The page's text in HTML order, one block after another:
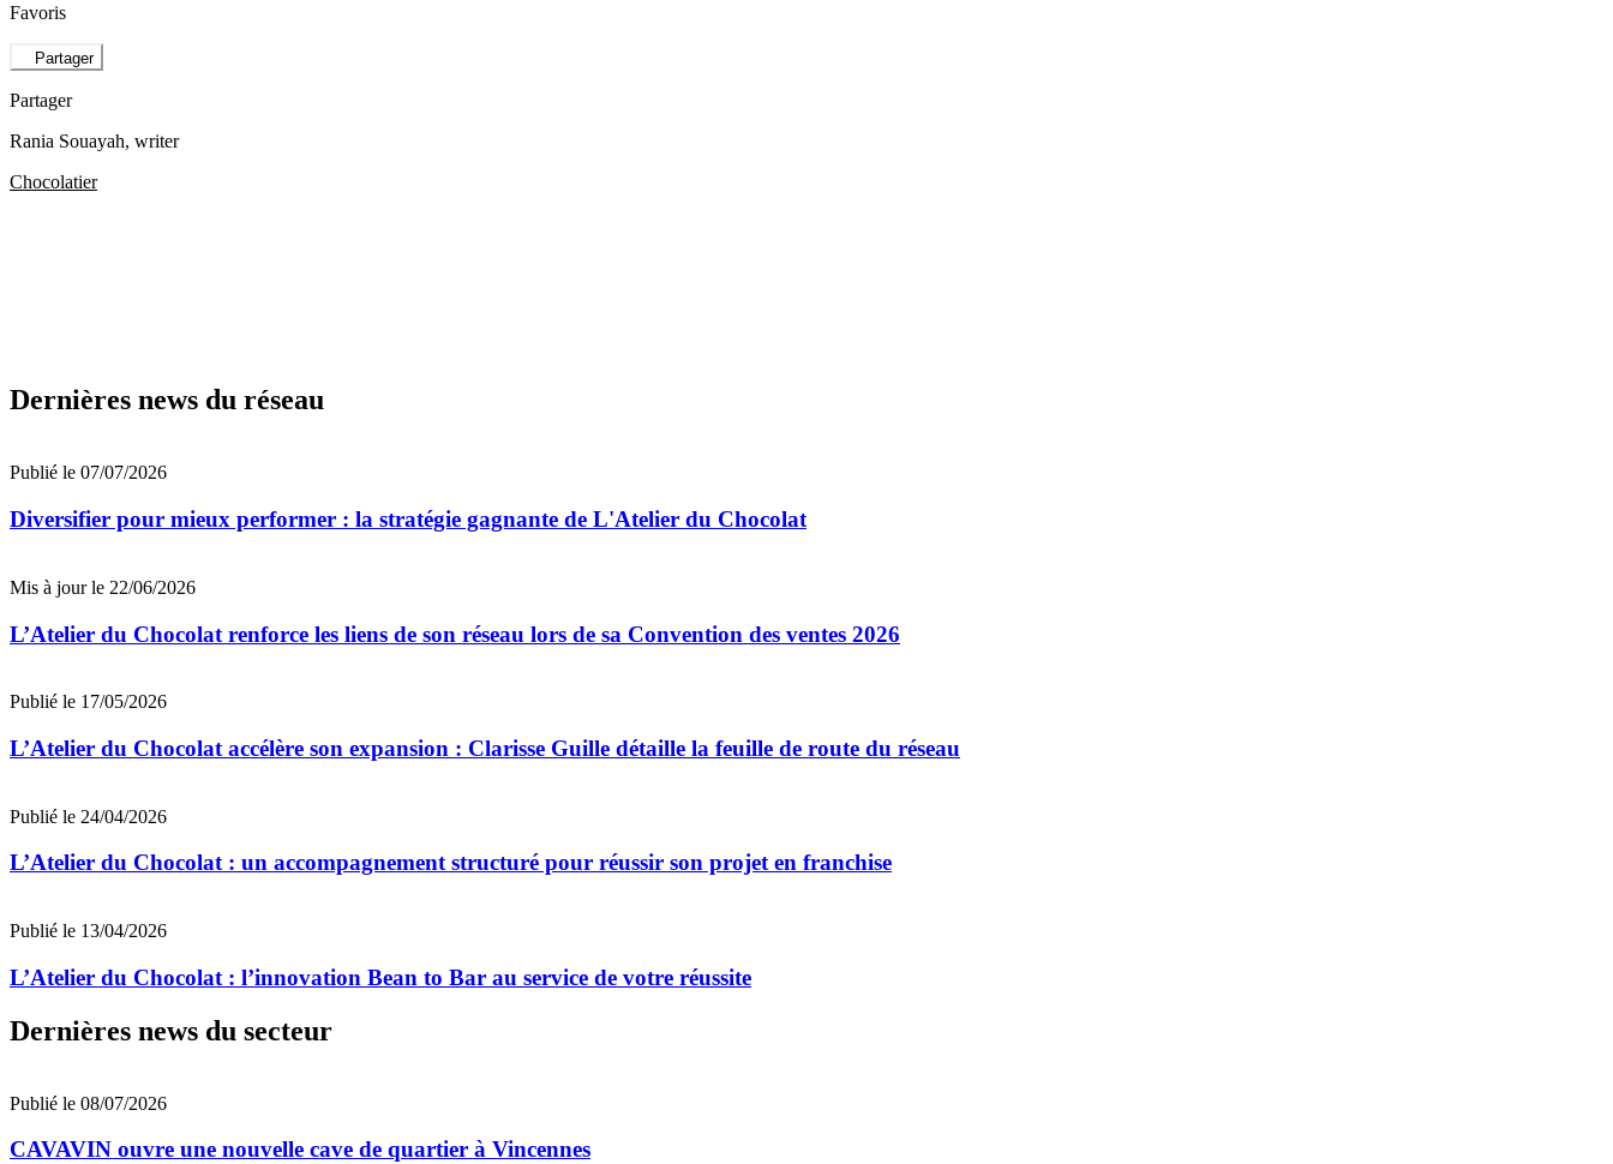
Favoris
Partager
Partager
Rania Souayah, writer
Chocolatier
Dernières news du réseau
Publié le 07/07/2026
Diversifier pour mieux performer : la stratégie gagnante de L'Atelier du Chocolat
Mis à jour le 22/06/2026
L’Atelier du Chocolat renforce les liens de son réseau lors de sa Convention des ventes 2026
Publié le 17/05/2026
L’Atelier du Chocolat accélère son expansion : Clarisse Guille détaille la feuille de route du réseau
Publié le 24/04/2026
L’Atelier du Chocolat : un accompagnement structuré pour réussir son projet en franchise
Publié le 13/04/2026
L’Atelier du Chocolat : l’innovation Bean to Bar au service de votre réussite
Dernières news du secteur
Publié le 08/07/2026
CAVAVIN ouvre une nouvelle cave de quartier à Vincennes